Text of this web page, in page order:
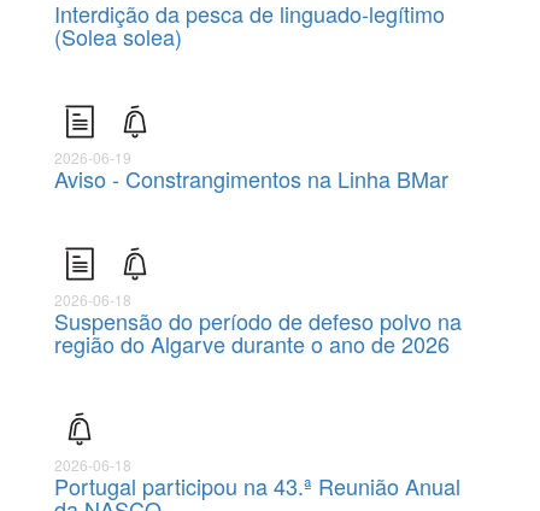
Interdição da pesca de linguado-legítimo
(Solea solea)
2026-06-19
Aviso - Constrangimentos na Linha BMar
2026-06-18
Suspensão do período de defeso polvo na
região do Algarve durante o ano de 2026
2026-06-18
Portugal participou na 43.ª Reunião Anual